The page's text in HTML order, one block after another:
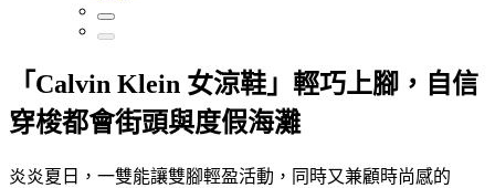
「Calvin Klein 女涼鞋」輕巧上腳，自信
穿梭都會街頭與度假海灘
炎炎夏日，一雙能讓雙腳輕盈活動，同時又兼顧時尚感的